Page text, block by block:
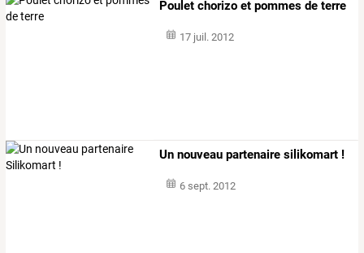
Poulet chorizo et pommes de terre
17 juil. 2012
Un nouveau partenaire silikomart !
6 sept. 2012